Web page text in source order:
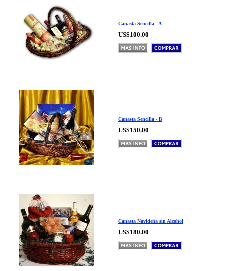
Canasta Sencilla - A
US$100.00
Canasta Sencilla - B
US$150.00
Canasta Navideña sin Alcohol
US$180.00